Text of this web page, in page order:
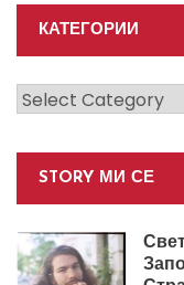
КАТЕГОРИИ
Категории
STORY МИ СЕ